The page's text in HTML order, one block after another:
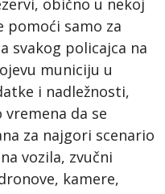
obično u nekoj
pomoći samo za
svakog policajca na
municiju u
i nadležnosti,
vremena da se
za najgori scenario
vozila, zvučni
kamere,